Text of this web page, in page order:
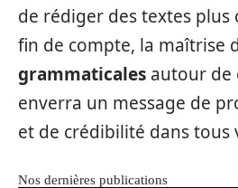
de rédiger des textes plus
fin de compte, la maîtrise
grammaticales autour de
enverra un message de
et de crédibilité dans tous
Nos dernières publications